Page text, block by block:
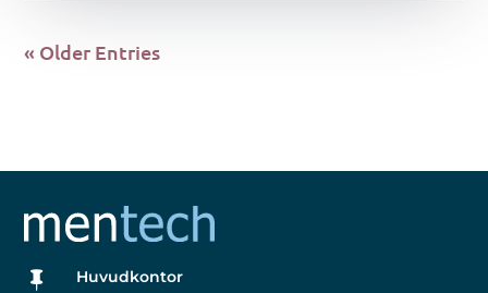
« Older Entries
 Huvudkontor